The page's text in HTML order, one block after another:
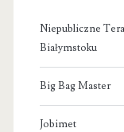
Niepubliczne
Białymstoku
Big Bag Master
Jobimet